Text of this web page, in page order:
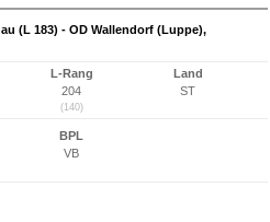
(L 183) - OD Wallendorf (Luppe),
L-Rang
204
(140)
Land
ST
BPL
VB